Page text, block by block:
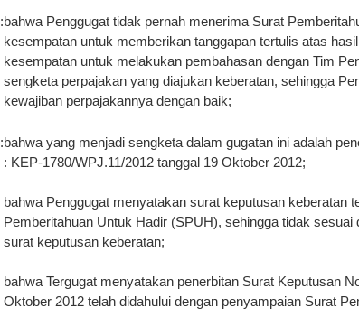
:bahwa Penggugat tidak pernah menerima Surat
kesempatan untuk memberikan tanggapan tertulis atas
kesempatan untuk melakukan pembahasan dengan Tim
sengketa perpajakan yang diajukan keberatan, sehingga
kewajiban perpajakannya dengan baik;
:bahwa yang menjadi sengketa dalam gugatan ini adalah
: KEP-1780/WPJ.11/2012 tanggal 19 Oktober 2012;
bahwa Penggugat menyatakan surat keputusan keberatan
Pemberitahuan Untuk Hadir (SPUH), sehingga tidak
surat keputusan keberatan;
bahwa Tergugat menyatakan penerbitan Surat Keputusan
Oktober 2012 telah didahului dengan penyampaian Surat